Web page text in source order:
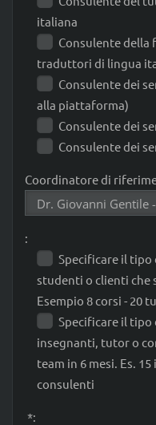
italiana
Consulente della
traduttori di lingua
Consulente dei
alla piattaforma)
Consulente dei
Consulente dei
Coordinatore di
:
Specificare il
studenti o clienti che
Esempio 8 corsi - 20
Specificare il
insegnanti, tutor o
team in 6 mesi. Es.
consulenti
*: